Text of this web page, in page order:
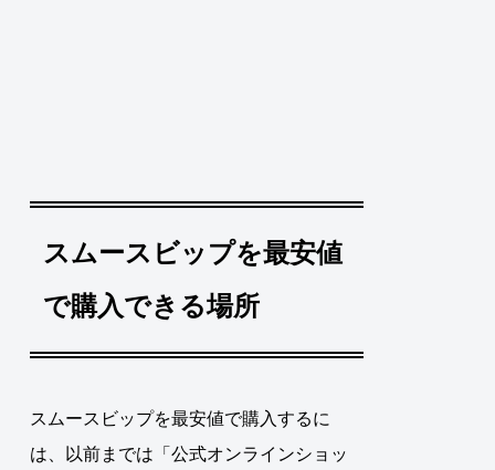
スムースビップを最安値
で購入できる場所
スムースビップを最安値で購入するに
は、
以前までは「公式オンラインショッ